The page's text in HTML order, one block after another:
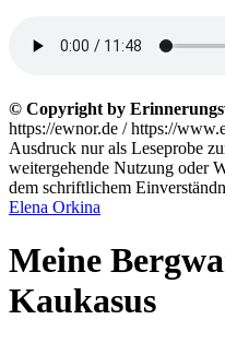
© Copyright by
https://ewnor.de / https://
Ausdruck nur als Leseprobe
weitergehende Nutzung oder
dem schriftlichem
Elena Orkina
Meine
Kaukasus